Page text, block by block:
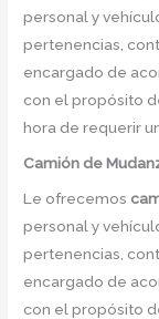
personal y
pertenencias,
encargado de
con el propósito
hora de requerir
Camión de
Le ofrecemos
personal y
pertenencias,
encargado de
con el propósito